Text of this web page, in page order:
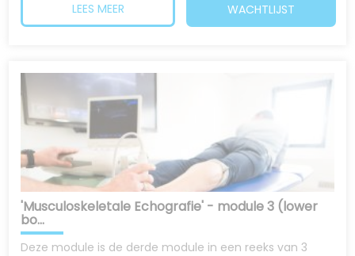
LEES MEER WACHTLIJST
'Musculoskeletale Echografie' - module 3 (lower
bo...
Deze module is de derde module in een reeks van 3